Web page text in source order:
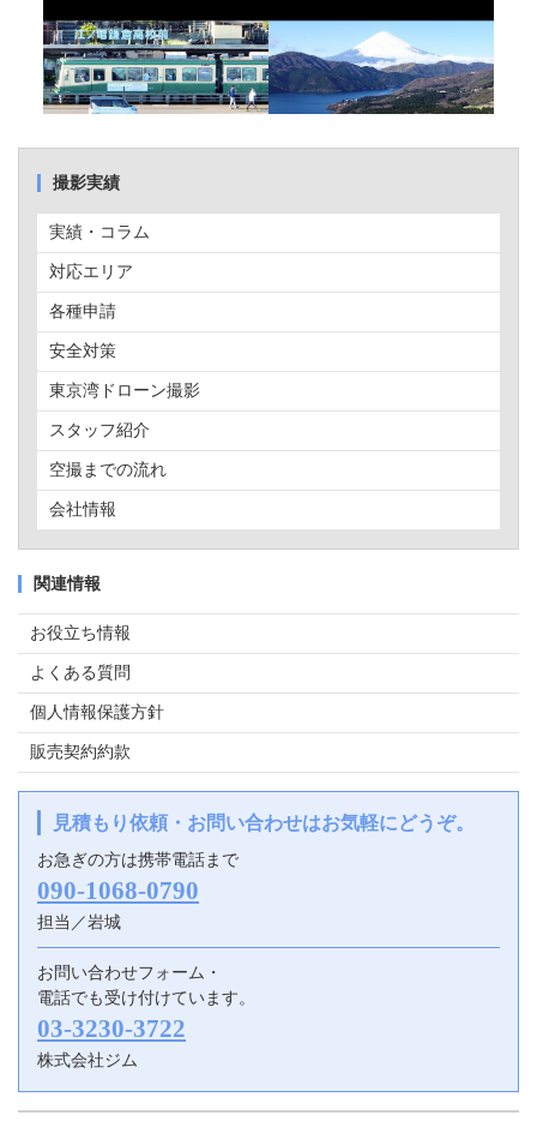
撮影実績
実績・コラム
対応エリア
各種申請
安全対策
東京湾ドローン撮影
スタッフ紹介
空撮までの流れ
会社情報
関連情報
お役立ち情報
よくある質問
個人情報保護方針
販売契約約款
見積もり依頼・お問い合わせはお気軽にどうぞ。
お急ぎの方は携帯電話まで
090-1068-0790
担当／岩城
お問い合わせフォーム・
電話でも受け付けています。
03-3230-3722
株式会社ジム